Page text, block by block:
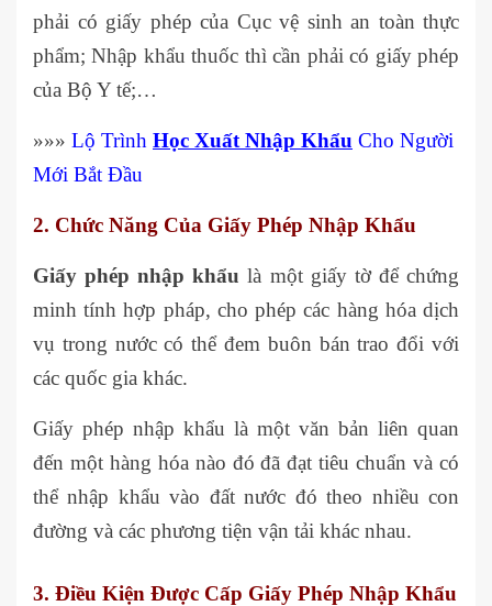
phải có giấy phép của Cục vệ sinh an toàn thực
phẩm; Nhập khẩu thuốc thì cần phải có giấy phép
của Bộ Y tế;…
»»» Lộ Trình Học Xuất Nhập Khẩu Cho Người
Mới Bắt Đầu
2. Chức Năng Của Giấy Phép Nhập Khẩu
Giấy phép nhập khẩu là một giấy tờ để chứng
minh tính hợp pháp, cho phép các hàng hóa dịch
vụ trong nước có thể đem buôn bán trao đổi với
các quốc gia khác.
Giấy phép nhập khẩu là một văn bản liên quan
đến một hàng hóa nào đó đã đạt tiêu chuẩn và có
thể nhập khẩu vào đất nước đó theo nhiều con
đường và các phương tiện vận tải khác nhau.
3. Điều Kiện Được Cấp Giấy Phép Nhập Khẩu